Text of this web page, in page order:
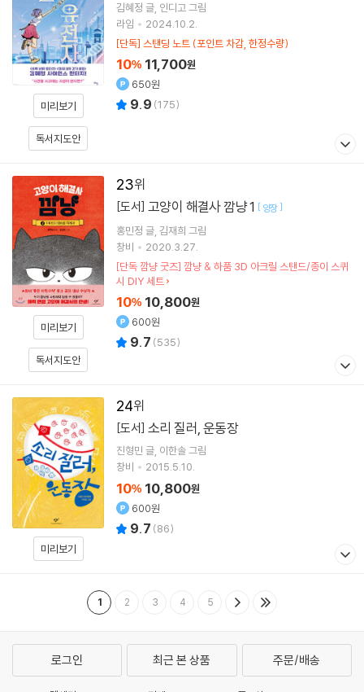
미리보기
독서지도안
김혜정 글 인디고 그림
라임
2024.10.2.
[단독] 스탠딩 노트 (포인트 차감, 한정수량)
10% 11,700원
650원
9.9 (175)
23
미리보기
독서지도안
[도서] 고양이 해결사 깜냥 1 [ 양장]
홍민정 글 김재희 그림
창비
2020.3.27.
[단독 깜냥 굿즈] 깜냥 & 하품 3D 아크릴 스탠드/종이 스퀴
시 DIY 세트
10% 10,800원
600원
9.7 (535)
24
미리보기
[도서] 소리 질러, 운동장
진형민 글 이한솔그림
창비
2015.5.10.
10% 10,800원
600원
9.7 (86)
1 2 3 4 5
로그인 최근 본 상품 주문/배송